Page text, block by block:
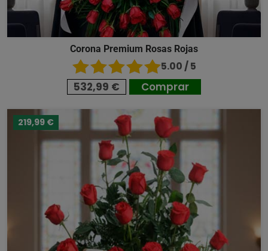
Corona Premium Rosas Rojas
5.00 / 5
532,99 € Comprar
219,99 €